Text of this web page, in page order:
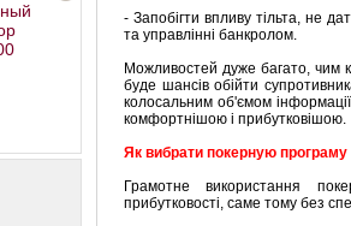
Профессиональный
покерный набор
"Monte Carlo Millions"
- Запобігти впливу тільта, не
та управлінні банкролом.
Можливостей дуже багато, чим
буде шансів обійти
колосальним об'ємом
комфортнішою і прибутковішою.
Як вибрати покерную програму
Грамотне використання
прибутковості, саме тому без